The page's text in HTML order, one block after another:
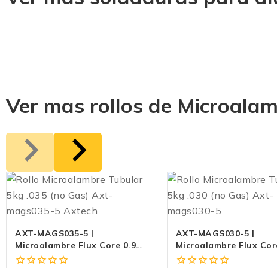
Ver mas rollos de
AXT-MAGS035-5 |
Microalambre Flux Core 0.9
Mm (0.035”) SIN GAS – Rollo
AXT-MAGS030-5 |
Microalambre Flux
Mm (0.030”) SIN GAS –